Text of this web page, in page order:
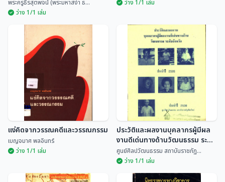
ตามรอยพระสิริมังคลาจารย์ สังฆ
ปราชญ์ล้านนา
พระครูธีรสุตพจน์ (พร...
พระครูธีรสุตพจน์ (พระมหาสง่า ธ...
ว่าง 1/1 เล่ม
นายกเทศมนตรีนครเชียงใหม่
พระะครูรัตนชัยธรรม
ว่าง 1/1 เล่ม
แง่คิดจากวรรณคดีและวรรณกรรม
เบญจมาศ พลอินทร์
ว่าง 1/1 เล่ม
ประวัติและผลงานบุคลากรผู้มีผล
งานดีเด่นทางด้านวัฒนธรรม ระดับ
จังหวัด ประจำปี 2535
ศูนย์ศิลปวัฒนธรรม สถาบันราชภัฏ...
ว่าง 1/1 เล่ม